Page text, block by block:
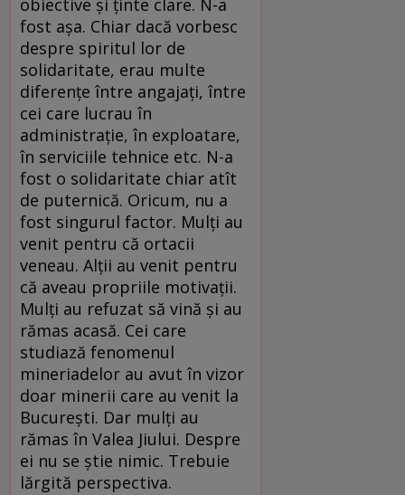
obiective şi ţinte clare. N-a
fost aşa. Chiar dacă vorbesc
despre spiritul lor de
solidaritate, erau multe
diferenţe între angajaţi, între
cei care lucrau în
administraţie, în exploatare,
în serviciile tehnice etc. N-a
fost o solidaritate chiar atît
de puternică. Oricum, nu a
fost singurul factor. Mulţi au
venit pentru că ortacii
veneau. Alţii au venit pentru
că aveau propriile motivaţii.
Mulţi au refuzat să vină şi au
rămas acasă. Cei care
studiază fenomenul
mineriadelor au avut în vizor
doar minerii care au venit la
Bucureşti. Dar mulţi au
rămas în Valea Jiului. Despre
ei nu se ştie nimic. Trebuie
lărgită perspectiva.